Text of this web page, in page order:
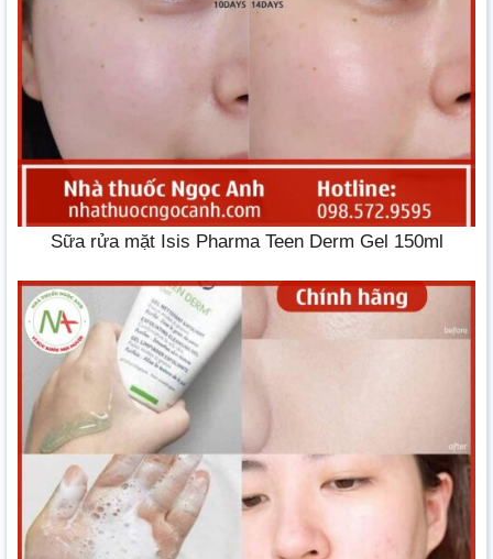
Sữa rửa mặt Isis Pharma Teen Derm Gel 150ml